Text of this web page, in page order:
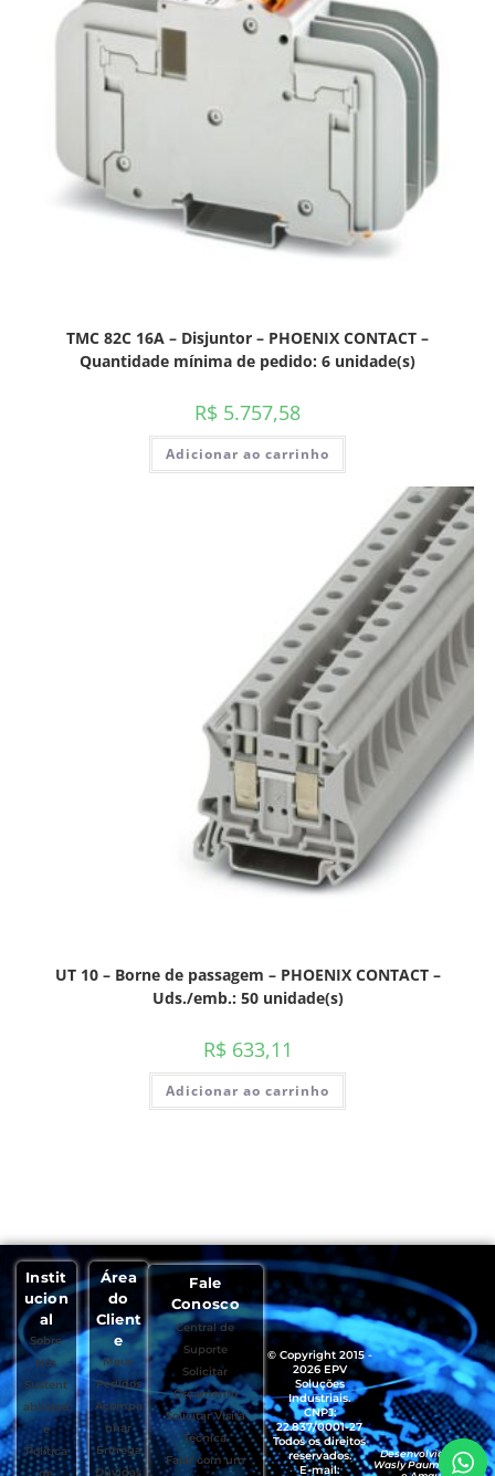
TMC 82C 16A – Disjuntor – PHOENIX CONTACT –
Quantidade mínima de pedido: 6 unidade(s)
R$ 5.757,58
Adicionar ao carrinho
UT 10 – Borne de passagem – PHOENIX CONTACT –
Uds./emb.: 50 unidade(s)
R$ 633,11
Adicionar ao carrinho
Instit
ucion
al
Sobre
Nós
Sustent
abilidad
e
Política
Área
do
Client
e
Meus
Pedidos
Acompa
nhar
Entrega
Dúvidas
Fale
Conosco
Central de
Suporte
Solicitar
Orçamento
Solicitar Visita
Técnica
Falar com um
© Copyright 2015 -
2026 EPV
Soluções
Industriais.
CNPJ:
22.837/0001-27
Todos os direitos
reservados.
E-mail:
Desenvolvido por
Wasly Paumgartten